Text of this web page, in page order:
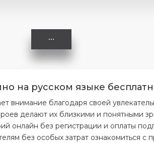
на русском языке
внимание благодаря своей
делают их близкими и понятными
онлайн без регистрации и оплаты
без особых затрат ознакомиться с